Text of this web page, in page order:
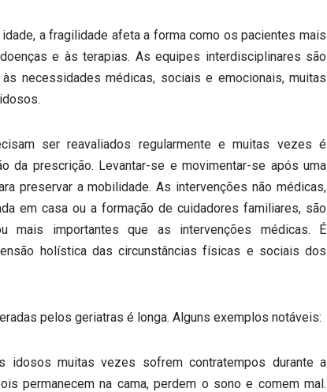
a fragilidade afeta a forma como os pacientes mais
e às terapias. As equipes interdisciplinares são
necessidades médicas, sociais e emocionais, muitas
ser reavaliados regularmente e muitas vezes é
da prescrição. Levantar-se e movimentar-se após uma
preservar a mobilidade. As intervenções não médicas,
em casa ou a formação de cuidadores familiares, são
mais importantes que as intervenções médicas. É
holística das circunstâncias físicas e sociais dos
pelos geriatras é longa. Alguns exemplos notáveis:
idosos muitas vezes sofrem contratempos durante a
permanecem na cama, perdem o sono e comem mal.